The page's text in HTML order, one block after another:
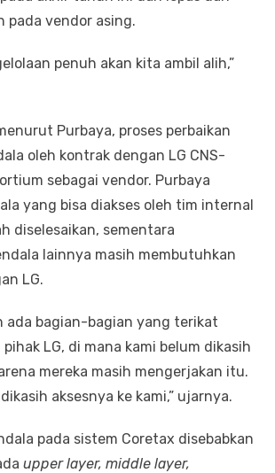
pada vendor asing.
penuh akan kita ambil alih,”
Purbaya, proses perbaikan
oleh kontrak dengan LG CNS-
sebagai vendor. Purbaya
yang bisa diakses oleh tim internal
diselesaikan, sementara
lainnya masih membutuhkan
LG.
ada bagian-bagian yang terikat
LG, di mana kami belum dikasih
mereka masih mengerjakan itu.
aksesnya ke kami,” ujarnya.
pada sistem Coretax disebabkan
upper layer, middle layer,